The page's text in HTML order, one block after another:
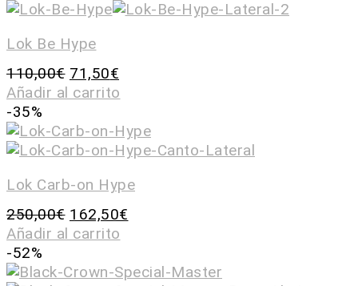
Lok Be Hype
110,00€ 71,50€
Añadir al carrito
-35%
Lok Carb-on Hype
250,00€ 162,50€
Añadir al carrito
-52%